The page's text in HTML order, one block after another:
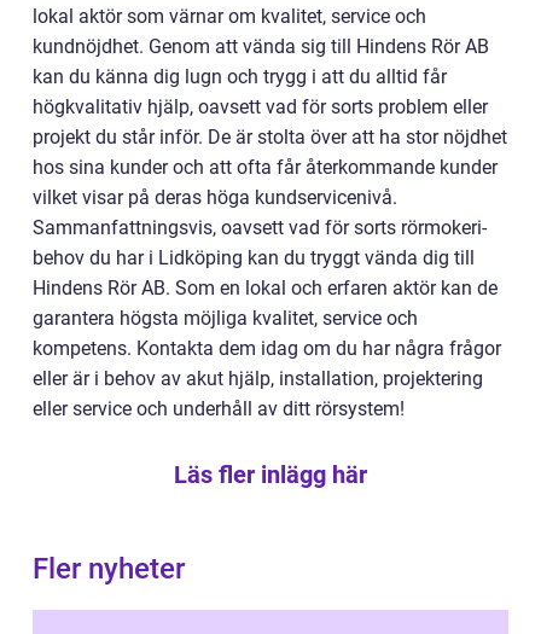
lokal aktör som värnar om kvalitet, service och
kundnöjdhet. Genom att vända sig till Hindens Rör AB
kan du känna dig lugn och trygg i att du alltid får
högkvalitativ hjälp, oavsett vad för sorts problem eller
projekt du står inför. De är stolta över att ha stor nöjdhet
hos sina kunder och att ofta får återkommande kunder
vilket visar på deras höga kundservicenivå.
Sammanfattningsvis, oavsett vad för sorts rörmokeri-
behov du har i Lidköping kan du tryggt vända dig till
Hindens Rör AB. Som en lokal och erfaren aktör kan de
garantera högsta möjliga kvalitet, service och
kompetens. Kontakta dem idag om du har några frågor
eller är i behov av akut hjälp, installation, projektering
eller service och underhåll av ditt rörsystem!
Läs fler inlägg här
Fler nyheter